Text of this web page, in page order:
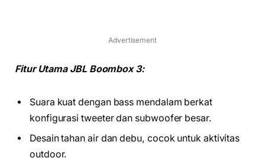
Advertisement
Fitur Utama JBL Boombox 3:
Suara kuat dengan bass mendalam berkat
konfigurasi tweeter dan subwoofer besar.
Desain tahan air dan debu, cocok untuk aktivitas
outdoor.